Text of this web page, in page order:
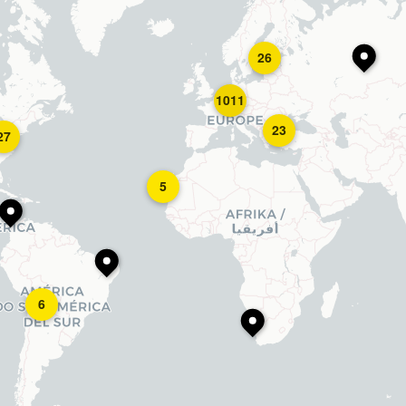
6
26
5
23
1011